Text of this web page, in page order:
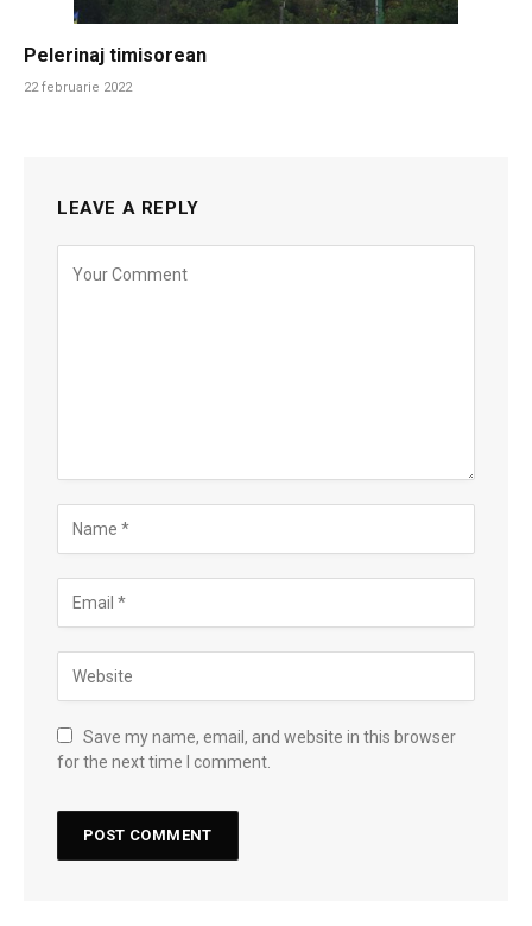
Pelerinaj timisorean
22 februarie 2022
LEAVE A REPLY
Save my name, email, and website in this browser
for the next time I comment.